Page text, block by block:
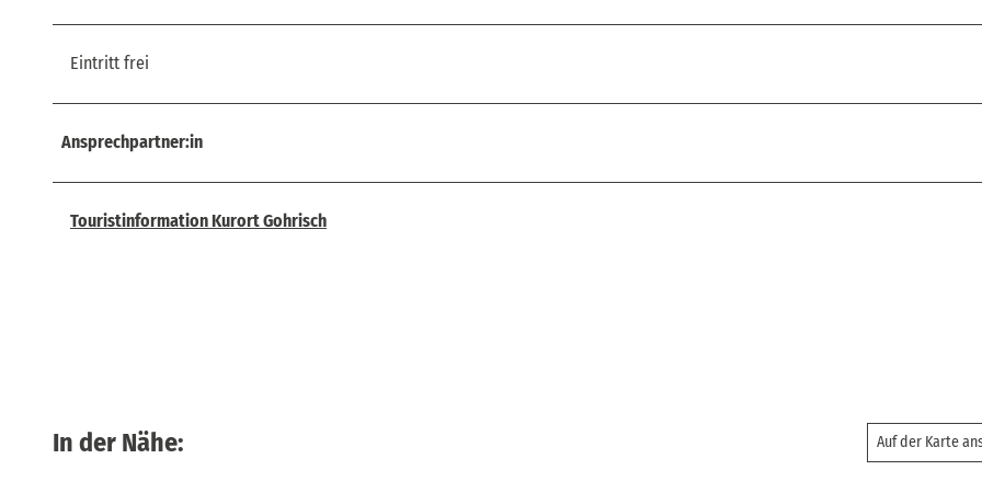
Eintritt frei
Ansprechpartner:in
Touristinformation Kurort Gohrisch
In der Nähe: Auf der Karte